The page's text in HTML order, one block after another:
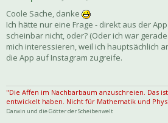
Coole Sache, danke
Ich hätte nur eine Frage - direkt aus der
scheinbar nicht, oder? (Oder ich war
mich interessieren, weil ich hauptsächlich
die App auf Instagram zugreife.
"Die Affen im Nachbarbaum anzuschreien. Das
entwickelt haben. Nicht für Mathematik und
Darwin und die Götter der Scheibenwelt